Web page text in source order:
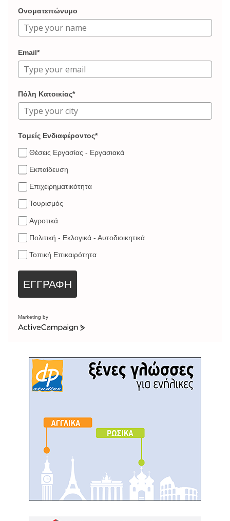
Ονοματεπώνυμο
Email*
Πόλη Κατοικίας*
Τομείς Ενδιαφέροντος*
Θέσεις Εργασίας - Εργασιακά
Εκπαίδευση
Επιχειρηματικότητα
Τουρισμός
Αγροτικά
Πολιτική - Εκλογικά - Αυτοδιοικητικά
Τοπική Επικαιρότητα
ΕΓΓΡΑΦΗ
Marketing by